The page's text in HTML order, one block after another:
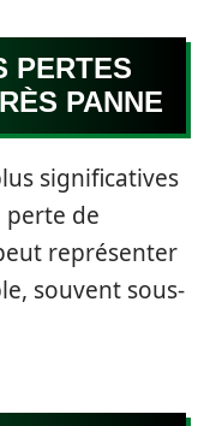
PERTES
PANNE
significatives
perte de
représenter
souvent sous-